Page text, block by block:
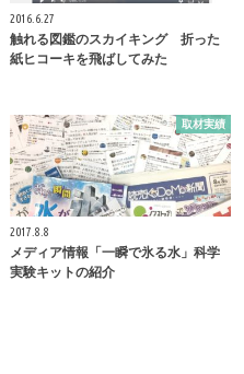
2016.6.27
触れる図鑑のスカイキング 折った
紙ヒコーキを飛ばしてみた
取材実績
2017.8.8
メディア情報「一瞬で氷る水」科学
実験キットの紹介